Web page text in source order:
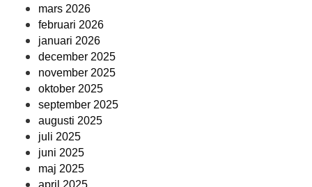
mars 2026
februari 2026
januari 2026
december 2025
november 2025
oktober 2025
september 2025
augusti 2025
juli 2025
juni 2025
maj 2025